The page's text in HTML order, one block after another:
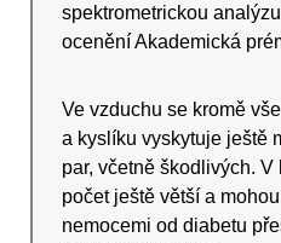
spektrometrickou
ocenění Akademická
Ve vzduchu se kromě
a kyslíku vyskytuje ještě
par, včetně škodlivých.
počet ještě větší a
nemocemi od diabetu